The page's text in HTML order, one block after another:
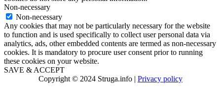
Non-necessary
Non-necessary
Any cookies that may not be particularly necessary for the website
to function and is used specifically to collect user personal data via
analytics, ads, other embedded contents are termed as non-necessary
cookies. It is mandatory to procure user consent prior to running
these cookies on your website.
SAVE & ACCEPT
Copyright © 2024 Struga.info | Privacy policy